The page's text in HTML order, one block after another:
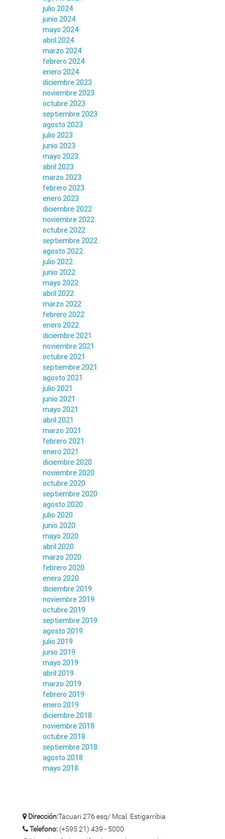
julio 2024
junio 2024
mayo 2024
abril 2024
marzo 2024
febrero 2024
enero 2024
diciembre 2023
noviembre 2023
octubre 2023
septiembre 2023
agosto 2023
julio 2023
junio 2023
mayo 2023
abril 2023
marzo 2023
febrero 2023
enero 2023
diciembre 2022
noviembre 2022
octubre 2022
septiembre 2022
agosto 2022
julio 2022
junio 2022
mayo 2022
abril 2022
marzo 2022
febrero 2022
enero 2022
diciembre 2021
noviembre 2021
octubre 2021
septiembre 2021
agosto 2021
julio 2021
junio 2021
mayo 2021
abril 2021
marzo 2021
febrero 2021
enero 2021
diciembre 2020
noviembre 2020
octubre 2020
septiembre 2020
agosto 2020
julio 2020
junio 2020
mayo 2020
abril 2020
marzo 2020
febrero 2020
enero 2020
diciembre 2019
noviembre 2019
octubre 2019
septiembre 2019
agosto 2019
julio 2019
junio 2019
mayo 2019
abril 2019
marzo 2019
febrero 2019
enero 2019
diciembre 2018
noviembre 2018
octubre 2018
septiembre 2018
agosto 2018
mayo 2018
Dirección:Tacuari 276 esq/ Mcal. Estigarribia
Telefono:(+595 21) 439 - 5000